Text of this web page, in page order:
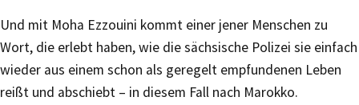
Und mit Moha Ezzouini kommt einer jener Menschen zu
Wort, die erlebt haben, wie die sächsische Polizei sie einfach
wieder aus einem schon als geregelt empfundenen Leben
reißt und abschiebt – in diesem Fall nach Marokko.